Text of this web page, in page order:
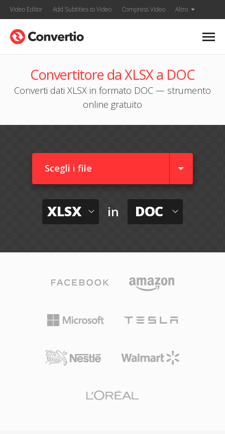
Video Editor Add Subtitles to Video Compress Video Altro
Convertitore da XLSX a DOC
Converti dati XLSX in formato DOC — strumento
online gratuito
Scegli i file
XLSX in DOC